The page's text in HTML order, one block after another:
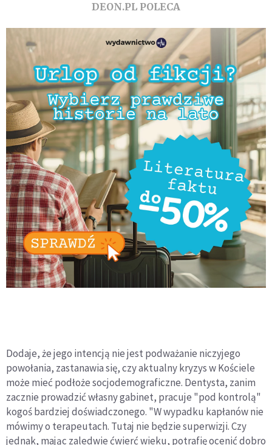
DEON.PL POLECA
Dodaje, że jego intencją nie jest podważanie niczyjego
powołania, zastanawia się, czy aktualny kryzys w Kościele
może mieć podłoże socjodemograficzne. Dentysta, zanim
zacznie prowadzić własny gabinet, pracuje "pod kontrolą"
kogoś bardziej doświadczonego. "W wypadku kapłanów nie
mówimy o terapeutach. Tutaj nie będzie superwizji. Czy
jednak, mając zaledwie ćwierć wieku, potrafię ocenić dobro